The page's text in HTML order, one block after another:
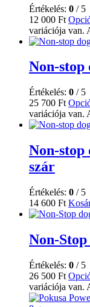
Értékelés: 0 / 5
12 000 Ft
variációja van.
Non-
Értékelés: 0 / 5
25 700 Ft
variációja van.
Non-stop
szár
Értékelés: 0 / 5
14 600 Ft
Non-
Értékelés: 0 / 5
26 500 Ft
variációja van.